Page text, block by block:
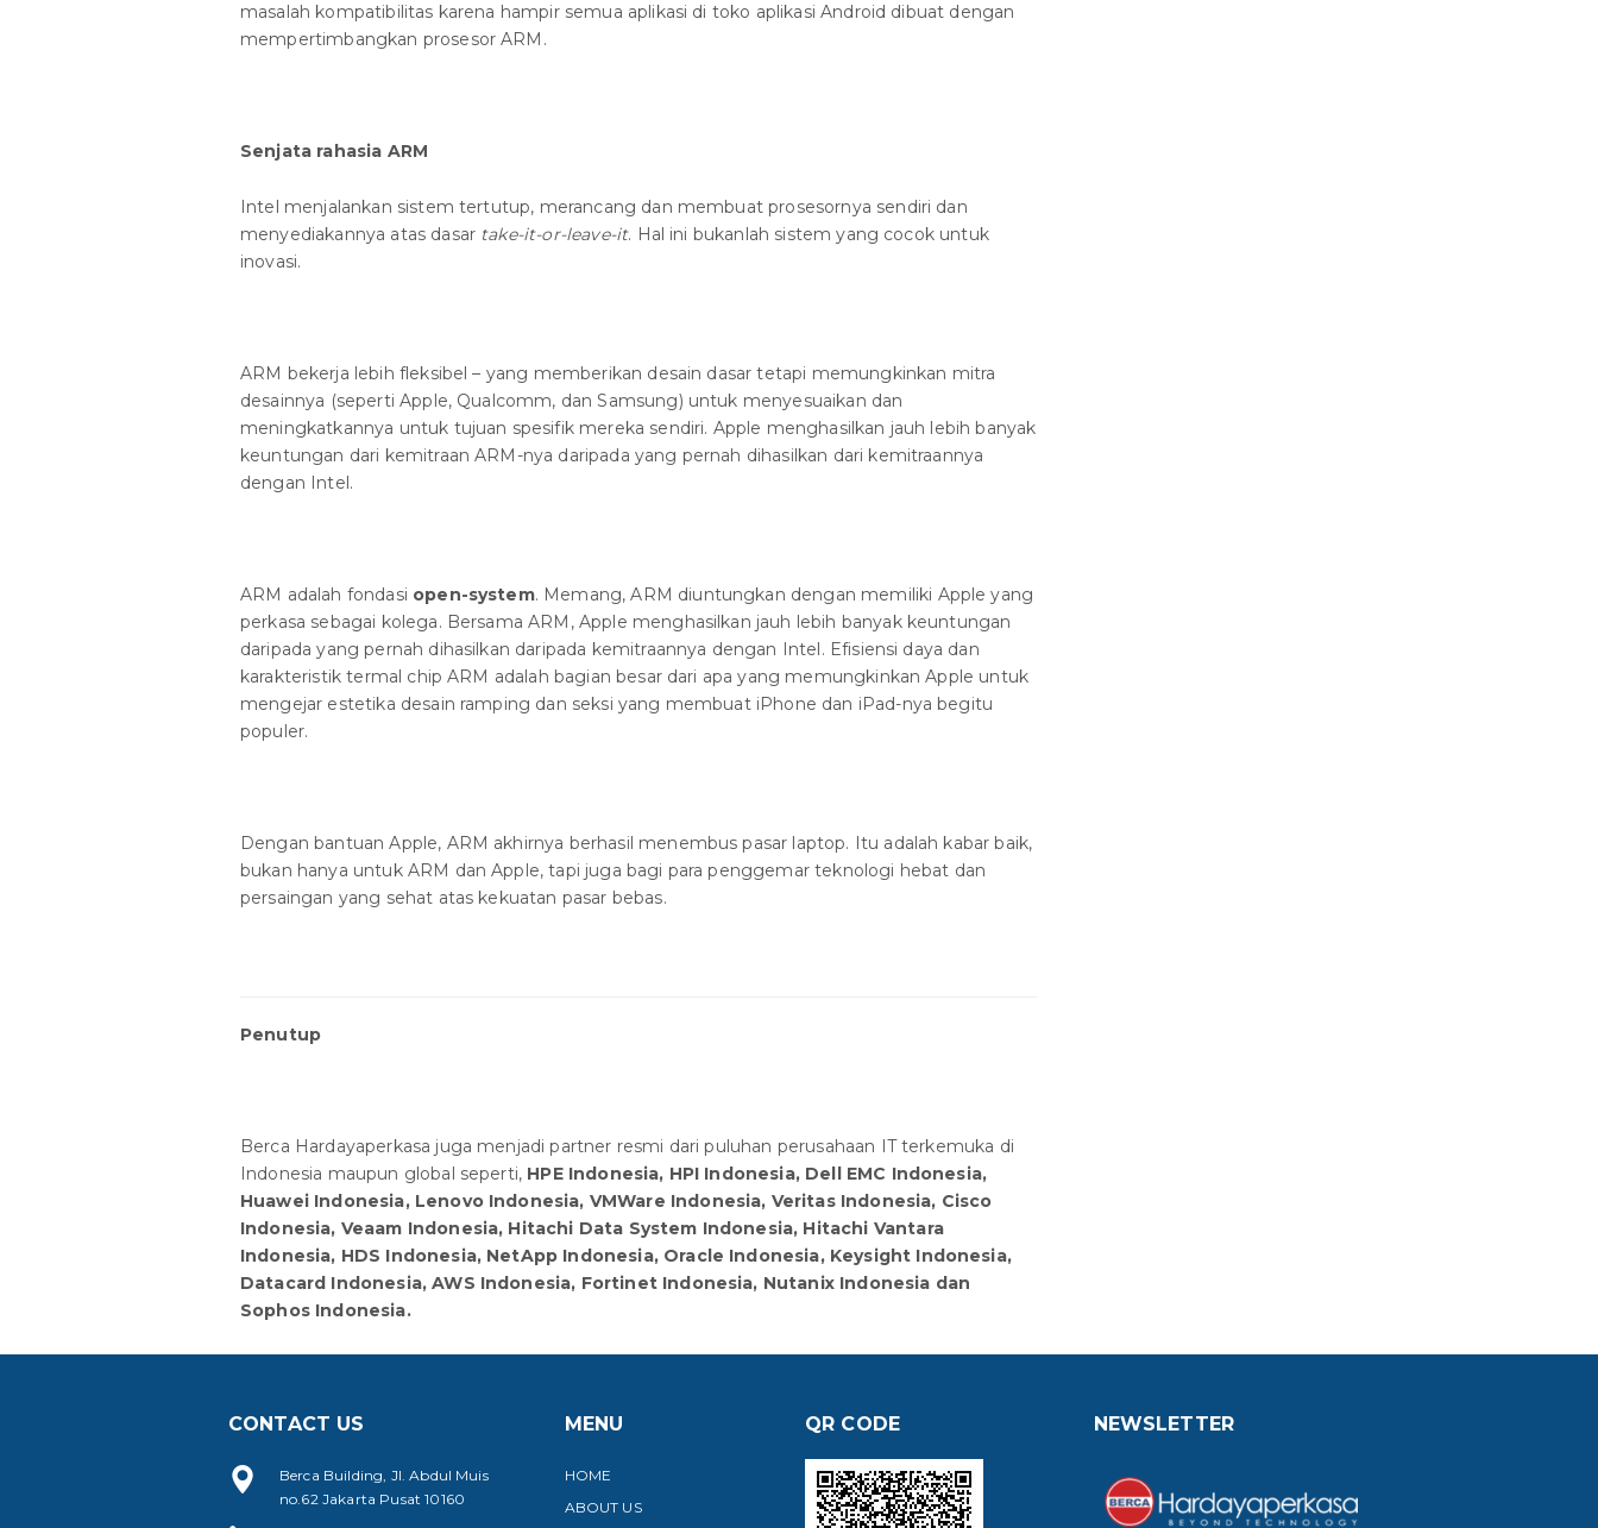
masalah kompatibilitas karena hampir semua aplikasi di toko aplikasi Android dibuat dengan
mempertimbangkan prosesor ARM.
Senjata rahasia ARM
Intel menjalankan sistem tertutup, merancang dan membuat prosesornya sendiri dan
menyediakannya atas dasar take-it-or-leave-it. Hal ini bukanlah sistem yang cocok untuk
inovasi.
ARM bekerja lebih fleksibel – yang memberikan desain dasar tetapi memungkinkan mitra
desainnya (seperti Apple, Qualcomm, dan Samsung) untuk menyesuaikan dan
meningkatkannya untuk tujuan spesifik mereka sendiri. Apple menghasilkan jauh lebih banyak
keuntungan dari kemitraan ARM-nya daripada yang pernah dihasilkan dari kemitraannya
dengan Intel.
ARM adalah fondasi open-system. Memang, ARM diuntungkan dengan memiliki Apple yang
perkasa sebagai kolega. Bersama ARM, Apple menghasilkan jauh lebih banyak keuntungan
daripada yang pernah dihasilkan daripada kemitraannya dengan Intel. Efisiensi daya dan
karakteristik termal chip ARM adalah bagian besar dari apa yang memungkinkan Apple untuk
mengejar estetika desain ramping dan seksi yang membuat iPhone dan iPad-nya begitu
populer.
Dengan bantuan Apple, ARM akhirnya berhasil menembus pasar laptop. Itu adalah kabar baik,
bukan hanya untuk ARM dan Apple, tapi juga bagi para penggemar teknologi hebat dan
persaingan yang sehat atas kekuatan pasar bebas.
Penutup
Berca Hardayaperkasa juga menjadi partner resmi dari puluhan perusahaan IT terkemuka di
Indonesia maupun global seperti, HPE Indonesia, HPI Indonesia, Dell EMC Indonesia,
Huawei Indonesia, Lenovo Indonesia, VMWare Indonesia, Veritas Indonesia, Cisco
Indonesia, Veaam Indonesia, Hitachi Data System Indonesia, Hitachi Vantara
Indonesia, HDS Indonesia, NetApp Indonesia, Oracle Indonesia, Keysight Indonesia,
Datacard Indonesia, AWS Indonesia, Fortinet Indonesia, Nutanix Indonesia dan
Sophos Indonesia.
CONTACT US
Berca Building, Jl. Abdul Muis
no.62 Jakarta Pusat 10160
MENU
HOME
ABOUT US
QR CODE NEWSLETTER